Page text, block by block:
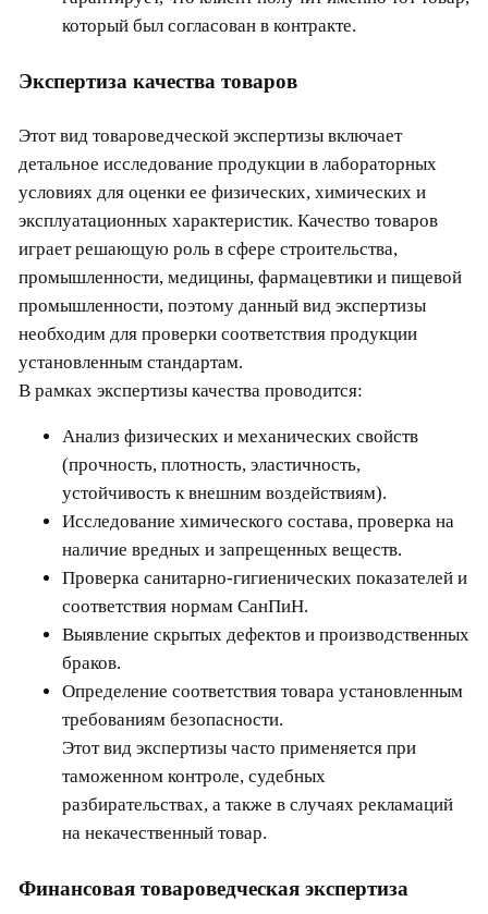
который был согласован в контракте.
Экспертиза качества товаров
Этот вид товароведческой экспертизы включает
детальное исследование продукции в лабораторных
условиях для оценки ее физических, химических и
эксплуатационных характеристик. Качество товаров
играет решающую роль в сфере строительства,
промышленности, медицины, фармацевтики и пищевой
промышленности, поэтому данный вид экспертизы
необходим для проверки соответствия продукции
установленным стандартам.
В рамках экспертизы качества проводится:
Анализ физических и механических свойств
(прочность, плотность, эластичность,
устойчивость к внешним воздействиям).
Исследование химического состава, проверка на
наличие вредных и запрещенных веществ.
Проверка санитарно-гигиенических показателей и
соответствия нормам СанПиН.
Выявление скрытых дефектов и производственных
браков.
Определение соответствия товара установленным
требованиям безопасности.
Этот вид экспертизы часто применяется при
таможенном контроле, судебных
разбирательствах, а также в случаях рекламаций
на некачественный товар.
Финансовая товароведческая экспертиза